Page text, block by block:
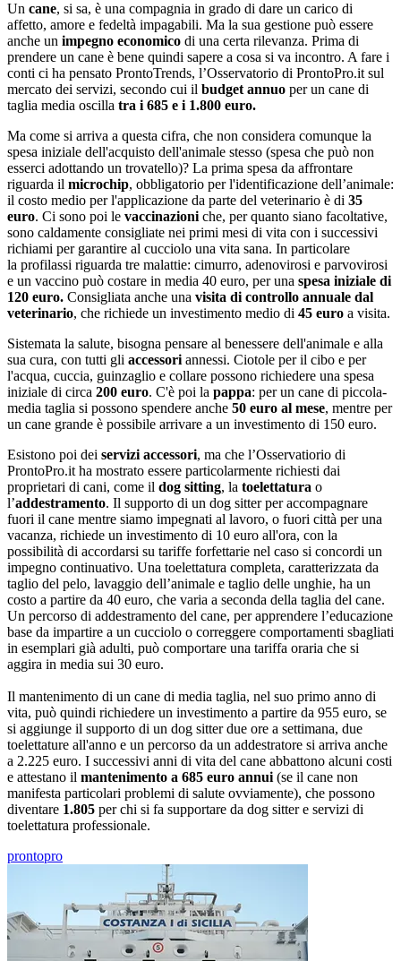
Un cane, si sa, è una compagnia in grado di dare un carico di
affetto, amore e fedeltà impagabili. Ma la sua gestione può essere
anche un impegno economico di una certa rilevanza. Prima di
prendere un cane è bene quindi sapere a cosa si va incontro. A fare i
conti ci ha pensato ProntoTrends, l’Osservatorio di ProntoPro.it sul
mercato dei servizi, secondo cui il budget annuo per un cane di
taglia media oscilla tra i 685 e i 1.800 euro.
Ma come si arriva a questa cifra, che non considera comunque la
spesa iniziale dell'acquisto dell'animale stesso (spesa che può non
esserci adottando un trovatello)? La prima spesa da affrontare
riguarda il microchip, obbligatorio per l'identificazione dell’animale:
il costo medio per l'applicazione da parte del veterinario è di 35
euro. Ci sono poi le vaccinazioni che, per quanto siano facoltative,
sono caldamente consigliate nei primi mesi di vita con i successivi
richiami per garantire al cucciolo una vita sana. In particolare
la profilassi riguarda tre malattie: cimurro, adenovirosi e parvovirosi
e un vaccino può costare in media 40 euro, per una spesa iniziale di
120 euro. Consigliata anche una visita di controllo annuale dal
veterinario, che richiede un investimento medio di 45 euro a visita.
Sistemata la salute, bisogna pensare al benessere dell'animale e alla
sua cura, con tutti gli accessori annessi. Ciotole per il cibo e per
l'acqua, cuccia, guinzaglio e collare possono richiedere una spesa
iniziale di circa 200 euro. C'è poi la pappa: per un cane di piccola-
media taglia si possono spendere anche 50 euro al mese, mentre per
un cane grande è possibile arrivare a un investimento di 150 euro.
Esistono poi dei servizi accessori, ma che l’Osservatiorio di
ProntoPro.it ha mostrato essere particolarmente richiesti dai
proprietari di cani, come il dog sitting, la toelettatura o
l’addestramento. Il supporto di un dog sitter per accompagnare
fuori il cane mentre siamo impegnati al lavoro, o fuori città per una
vacanza, richiede un investimento di 10 euro all'ora, con la
possibilità di accordarsi su tariffe forfettarie nel caso si concordi un
impegno continuativo. Una toelettatura completa, caratterizzata da
taglio del pelo, lavaggio dell’animale e taglio delle unghie, ha un
costo a partire da 40 euro, che varia a seconda della taglia del cane.
Un percorso di addestramento del cane, per apprendere l’educazione
base da impartire a un cucciolo o correggere comportamenti sbagliati
in esemplari già adulti, può comportare una tariffa oraria che si
aggira in media sui 30 euro.
Il mantenimento di un cane di media taglia, nel suo primo anno di
vita, può quindi richiedere un investimento a partire da 955 euro, se
si aggiunge il supporto di un dog sitter due ore a settimana, due
toelettature all'anno e un percorso da un addestratore si arriva anche
a 2.225 euro. I successivi anni di vita del cane abbattono alcuni costi
e attestano il mantenimento a 685 euro annui (se il cane non
manifesta particolari problemi di salute ovviamente), che possono
diventare 1.805 per chi si fa supportare da dog sitter e servizi di
toelettatura professionale.
prontopro